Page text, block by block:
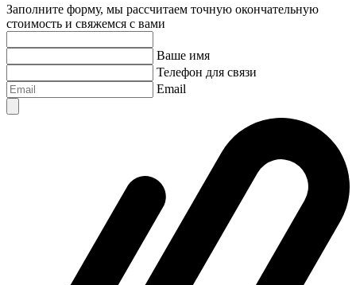
Заполните форму, мы рассчитаем точную окончательную
стоимость и свяжемся с вами
Ваше имя
Телефон для связи
Email